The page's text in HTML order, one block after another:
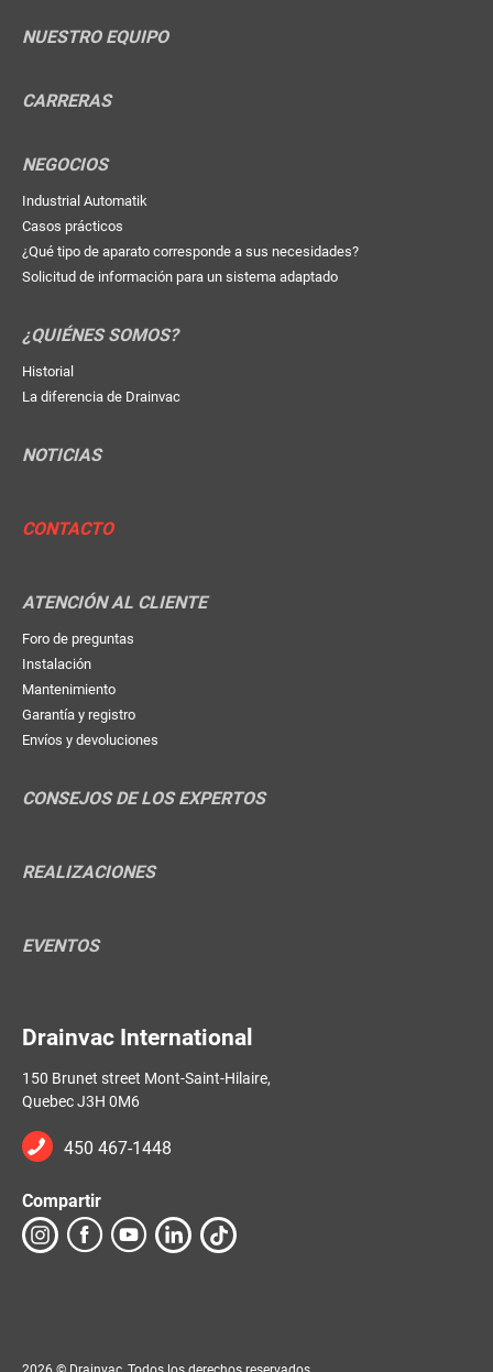
NUESTRO EQUIPO
CARRERAS
NEGOCIOS
Industrial Automatik
Casos prácticos
¿Qué tipo de aparato corresponde a sus necesidades?
Solicitud de información para un sistema adaptado
¿QUIÉNES SOMOS?
Historial
La diferencia de Drainvac
NOTICIAS
CONTACTO
ATENCIÓN AL CLIENTE
Foro de preguntas
Instalación
Mantenimiento
Garantía y registro
Envíos y devoluciones
CONSEJOS DE LOS EXPERTOS
REALIZACIONES
EVENTOS
Drainvac International
150 Brunet street Mont-Saint-Hilaire,
Quebec J3H 0M6
450 467-1448
Compartir